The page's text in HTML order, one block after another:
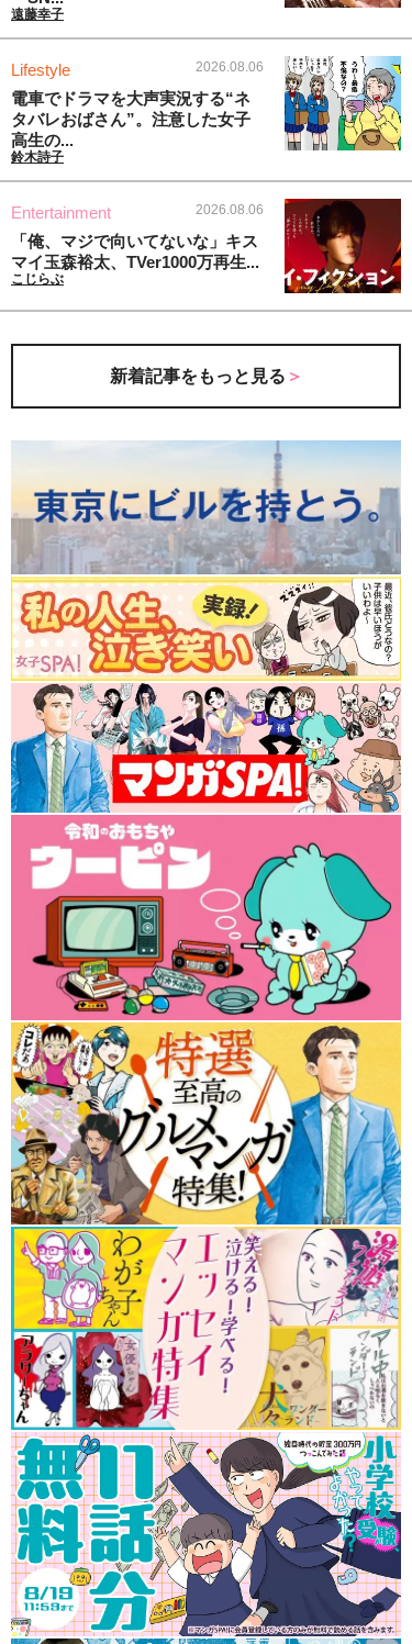
遠藤幸子
Lifestyle 2026.08.06
電車でドラマを大声実況する“ネ
タバレおばさん”。注意した女子
高生の...
鈴木詩子
Entertainment 2026.08.06
「俺、マジで向いてないな」キス
マイ玉森裕太、TVer1000万再生...
こじらぶ
新着記事をもっと見る